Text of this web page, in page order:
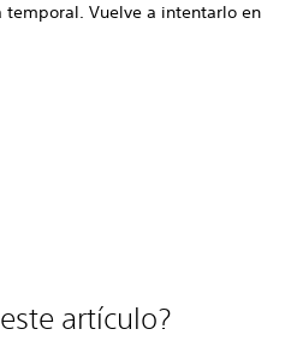
Vuelve a intentarlo en
artículo?